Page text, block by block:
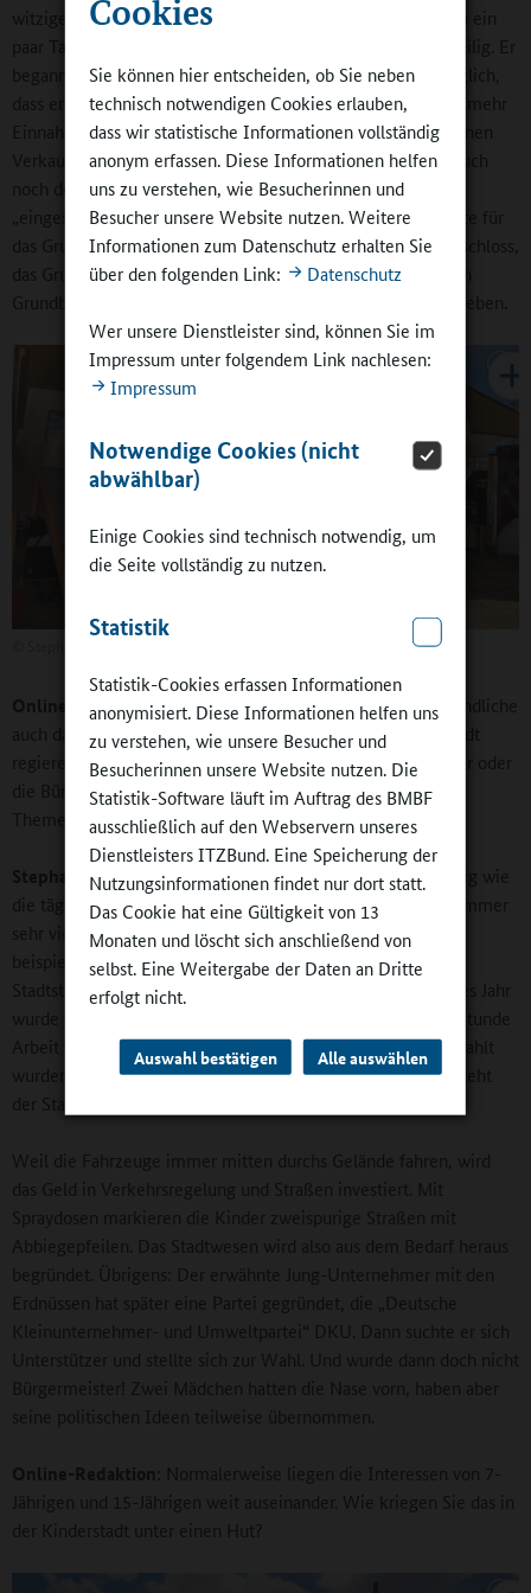
Cookies
Sie können hier entscheiden, ob Sie neben
technisch notwendigen Cookies erlauben,
dass wir statistische Informationen vollständig
anonym erfassen. Diese Informationen helfen
uns zu verstehen, wie Besucherinnen und
Besucher unsere Website nutzen. Weitere
Informationen zum Datenschutz erhalten Sie
über den folgenden Link:
Datenschutz
Wer unsere Dienstleister sind, können Sie im
Impressum unter folgendem Link nachlesen:
Impressum
Notwendige Cookies (nicht
abwählbar)
Einige Cookies sind technisch notwendig, um
die Seite vollständig zu nutzen.
Statistik
Statistik-Cookies erfassen Informationen
anonymisiert. Diese Informationen helfen uns
zu verstehen, wie unsere Besucher und
Besucherinnen unsere Website nutzen. Die
Statistik-Software läuft im Auftrag des BMBF
ausschließlich auf den Webservern unseres
Dienstleisters ITZBund. Eine Speicherung der
Nutzungsinformationen findet nur dort statt.
Das Cookie hat eine Gültigkeit von 13
Monaten und löscht sich anschließend von
selbst. Eine Weitergabe der Daten an Dritte
erfolgt nicht.
Auswahl bestätigen Alle auswählen
witzigerweise immer einen Strohhut mit Taubenfeder. Nach ein
paar Tagen bei der Stadtreinigung wurde ihm das zu langweilig. Er
begann, seine Erdnüsse zu verkaufen. Das fand er so einträglich,
dass er jeden Tag mehr Erdnüsse mitbrachte und jeden Tag mehr
Einnahmen hatte. In der Tischlerei hat er sich schließlich einen
Verkaufsstand aus Paletten und Holz bauen lassen, später auch
noch den Wasserverkauf übernommen und noch jemanden
„eingestellt“. Die Stadtverwaltung forderte irgendwann Miete für
das Grundstück, auf dem sein Laden stand, woraufhin er beschloss,
das Grundstück zu kaufen. Dafür hat die Stadtverwaltung ein
Grundbuchamt eröffnet, und die Bank hat einen Kredit vergeben.
Online-Redaktion:In der Kinderstadt tun Kinder und Jugendliche
auch das, was normalerweise Erwachsene machen: eine Stadt
regieren. Es gibt eine Stadtversammlung, den Bürgermeister oder
die Bürgermeisterin und Gesetze. Was sind die wichtigsten
Themen, wenn Kinder das Sagen haben?
Stephan Kufeke:Grundsätzlich sind die Themen so vielfältig wie
die täglich wechselnden Kinder. In der Stadtpolitik wollen immer
sehr viele Kinder mitmachen. In den Sitzungen geht es
beispielsweise um Umweltfragen oder den Ausbau der
Stadtstruktur. Oder auch um die Löhne, ganz wichtig. Letztes Jahr
wurde entschieden, einen „Einheitslohn“ einzuführen. Pro Stunde
Arbeit werden sechs Komet gezahlt, von denen fünf ausgezahlt
wurden und einer sofort in die Steuerkasse geht. Dadurch steht
der Stadtverwaltung sofort Geld zur Verfügung.
Weil die Fahrzeuge immer mitten durchs Gelände fahren, wird
das Geld in Verkehrsregelung und Straßen investiert. Mit
Spraydosen markieren die Kinder zweispurige Straßen mit
Abbiegepfeilen. Das Stadtwesen wird also aus dem Bedarf heraus
begründet. Übrigens: Der erwähnte Jung-Unternehmer mit den
Erdnüssen hat später eine Partei gegründet, die „Deutsche
Kleinunternehmer- und Umweltpartei“ DKU. Dann suchte er sich
Unterstützer und stellte sich zur Wahl. Und wurde dann doch nicht
Bürgermeister! Zwei Mädchen hatten die Nase vorn, haben aber
seine politischen Ideen teilweise übernommen.
Online-Redaktion: Normalerweise liegen die Interessen von 7-
Jährigen und 15-Jährigen weit auseinander. Wie kriegen Sie das in
der Kinderstadt unter einen Hut?